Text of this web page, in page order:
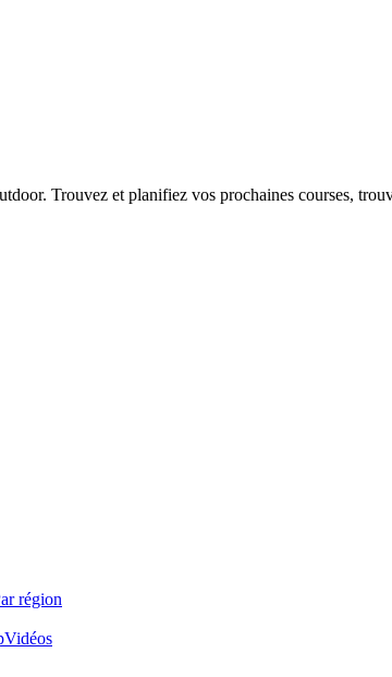
Trouvez et planifiez vos prochaines courses,
région
Vidéos